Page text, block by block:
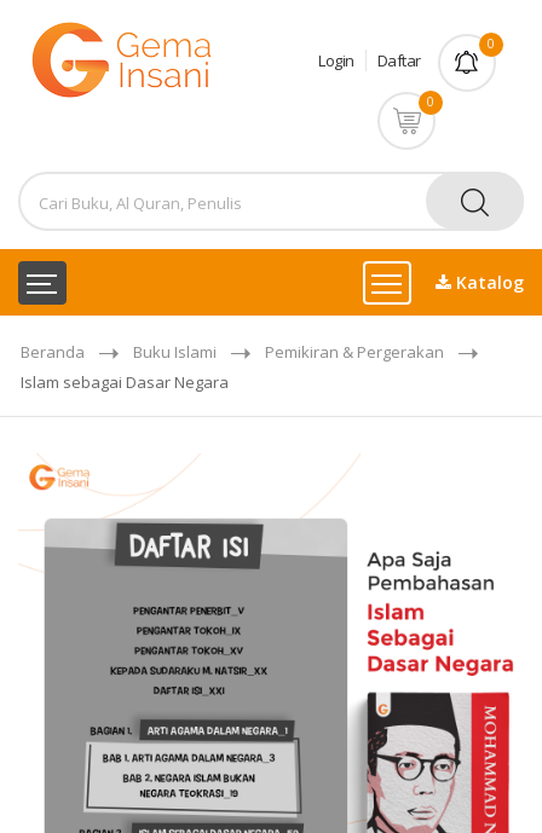
Login Daftar
0
0
Katalog
Beranda Buku Islami
Pemikiran & Pergerakan
Islam sebagai Dasar Negara